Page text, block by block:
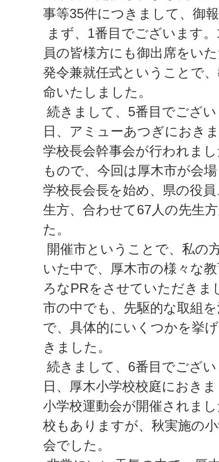
事等35件につきまして、御
まず、1番目でございます
員の皆様方にも御出席をい
発令兼就任式ということで
命いたしました。
続きまして、5番目でござ
日、アミューあつぎにおき
学校長会幹事会が行われま
もので、今回は厚木市が会
学校長会長を始め、県の役
生方、合わせて67人の先生
た。
開催市ということで、私の
いた中で、厚木市の様々な
ろなPRをさせていただきま
市の中でも、先駆的な取組
で、具体的にいくつかを挙
きました。
続きまして、6番目でござ
日、厚木小学校校庭におき
小学校運動会が開催されま
校もありますが、秋実施の
会でした。